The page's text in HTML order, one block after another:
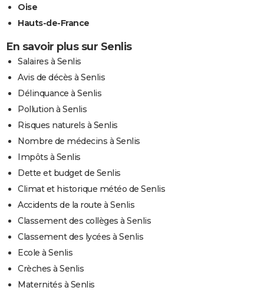
Oise
Hauts-de-France
En savoir plus sur Senlis
Salaires à Senlis
Avis de décès à Senlis
Délinquance à Senlis
Pollution à Senlis
Risques naturels à Senlis
Nombre de médecins à Senlis
Impôts à Senlis
Dette et budget de Senlis
Climat et historique météo de Senlis
Accidents de la route à Senlis
Classement des collèges à Senlis
Classement des lycées à Senlis
Ecole à Senlis
Crèches à Senlis
Maternités à Senlis